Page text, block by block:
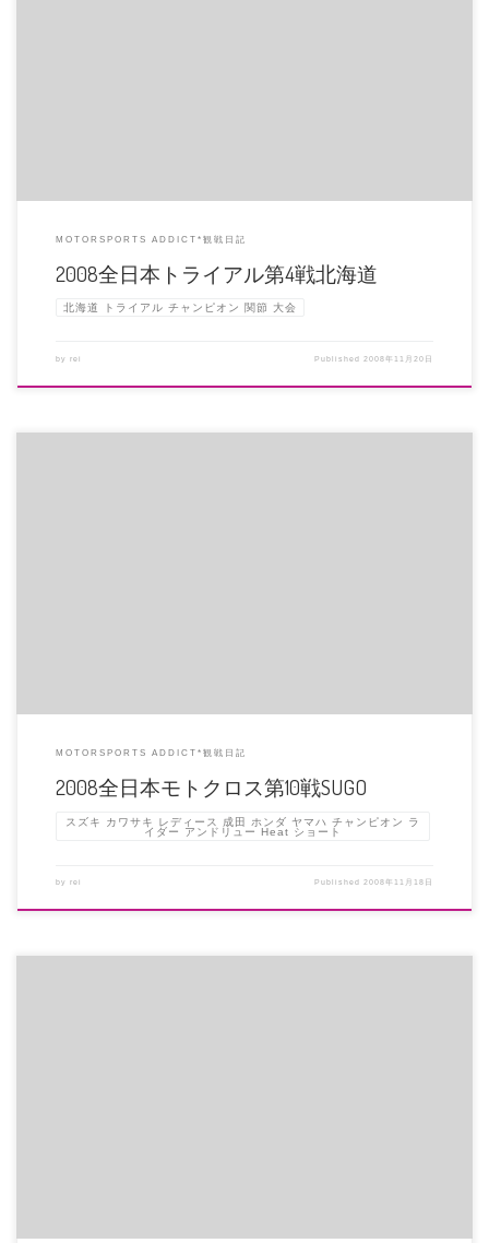
MOTORSPORTS ADDICT*観戦日記
2008全日本トライアル第4戦北海道
北海道 トライアル チャンピオン 関節 大会
by rei Published2008年11月20日
MOTORSPORTS ADDICT*観戦日記
2008全日本モトクロス第10戦SUGO
スズキ カワサキ レディース 成田 ホンダ ヤマハ チャンピオン ラ
イダー アンドリュー Heat ショート
by rei Published2008年11月18日